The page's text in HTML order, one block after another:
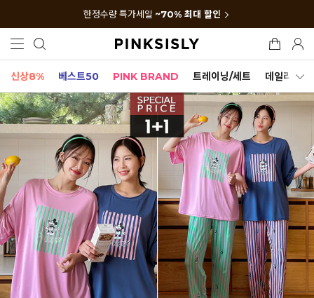
한정수량 특가세일 ~70% 최대 할인
신상8% 베스트50 PINK BRAND 트레이닝/세트 데일리세트